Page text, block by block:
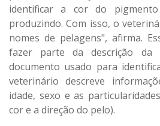
identificar a cor do
produzindo. Com isso, o
nomes de pelagens", afirma.
fazer parte da descrição da
documento usado para
veterinário descreve
idade, sexo e as
cor e a direção do pelo).